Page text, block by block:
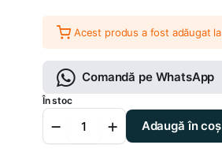
inițial
a
fost:
10.42 lei.
curent
este:
7.29 lei.
Acest produs a fost adăugat la
Comandă pe WhatsApp
În stoc
cupru
Adaugă în coș